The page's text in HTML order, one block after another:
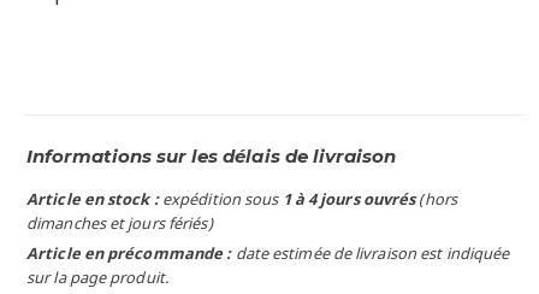
Informations sur les délais de livraison
Article en stock :expédition sous 1 à 4 jours ouvrés(hors
dimanches et jours fériés)
Article en précommande : date estimée de livraison est indiquée
sur la page produit.